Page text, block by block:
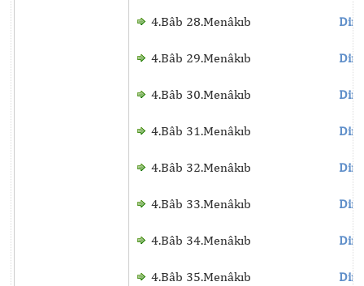
4.Bâb 28.Menâkıb
4.Bâb 29.Menâkıb
4.Bâb 30.Menâkıb
4.Bâb 31.Menâkıb
4.Bâb 32.Menâkıb
4.Bâb 33.Menâkıb
4.Bâb 34.Menâkıb
4.Bâb 35.Menâkıb